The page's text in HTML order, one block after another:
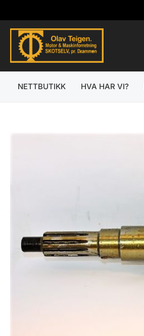
rett
innholdet
NETTBUTIKK HVA HAR VI?